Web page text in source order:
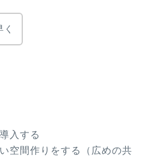
入する
空間作りをする（広めの共